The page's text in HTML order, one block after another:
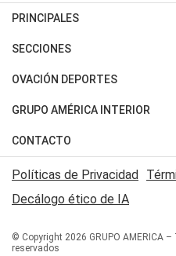
PRINCIPALES
Últimas Noticias
Política
Judiciales
Economia
SECCIONES
Horóscopo
Motores
Trucos caseros
Series y Películas
Edictos y Solicitadas
OVACIÓN DEPORTES
Fútbol
Mundial
Automovilismo
Rugby
Básquet
GRUPO AMÉRICA INTERIOR
Canal 7 en Vivo
San Juan 8
CONTACTO
Acerca de Nosotros
Contactanos
Políticas de Privacidad
Decálogo ético de IA
© Copyright 2026 GRUPO AMERICA
reservados